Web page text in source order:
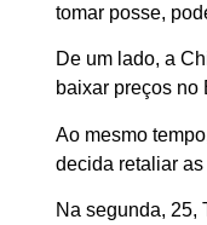
tomar posse,
De um lado, a
baixar preços no
Ao mesmo
decida retaliar
Na segunda, 25,